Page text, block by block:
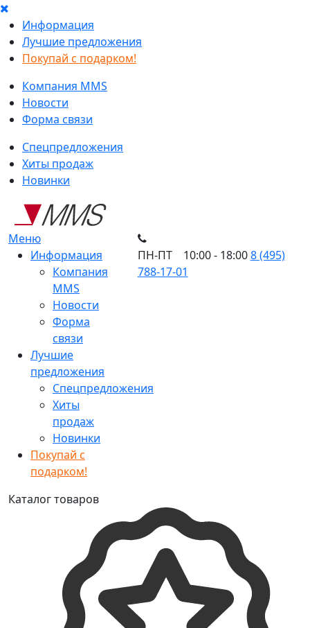
Информация
Лучшие предложения
Покупай с подарком!
Компания MMS
Новости
Форма связи
Спецпредложения
Хиты продаж
Новинки
Меню
Информация
Компания
MMS
Новости
Форма
связи
Лучшие
предложения
Спецпредложения
Хиты
продаж
Новинки
Покупай с
подарком!
ПН-ПТ 10:00 - 18:008 (495)
788-17-01
Каталог товаров